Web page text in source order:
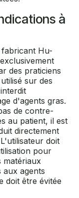
à
Hu-
des praticiens
sur des
d'agents gras.
de contre-
au patient, il est
directement
doit
pour
matériaux
aux agents
doit être évitée